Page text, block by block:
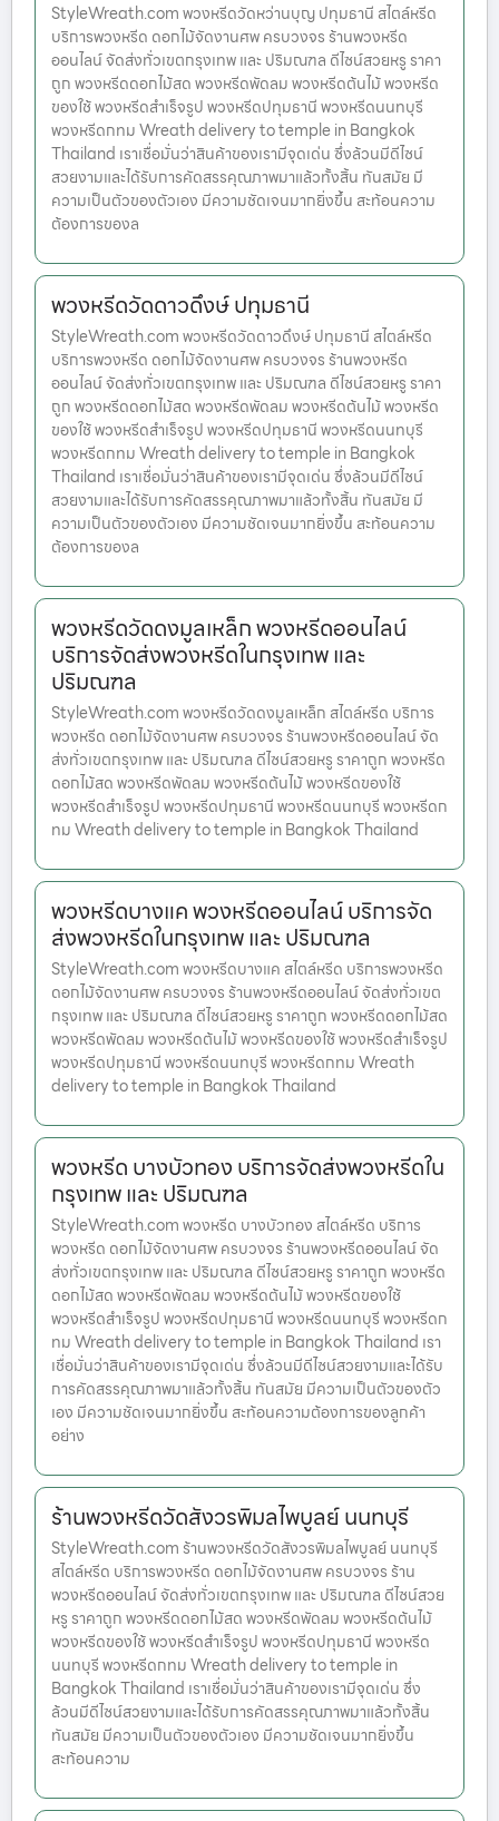
StyleWreath.com พวงหรีดวัดหว่านบุญ ปทุมธานี สไตล์หรีด
บริการพวงหรีด ดอกไม้จัดงานศพ ครบวงจร ร้านพวงหรีด
ออนไลน์ จัดส่งทั่วเขตกรุงเทพ และ ปริมณฑล ดีไซน์สวยหรู ราคา
ถูก พวงหรีดดอกไม้สด พวงหรีดพัดลม พวงหรีดต้นไม้ พวงหรีด
ของใช้ พวงหรีดสำเร็จรูป พวงหรีดปทุมธานี พวงหรีดนนทบุรี
พวงหรีดกทม Wreath delivery to temple in Bangkok
Thailand เราเชื่อมั่นว่าสินค้าของเรามีจุดเด่น ซึ่งล้วนมีดีไซน์
สวยงามและได้รับการคัดสรรคุณภาพมาแล้วทั้งสิ้น ทันสมัย มี
ความเป็นตัวของตัวเอง มีความชัดเจนมากยิ่งขึ้น สะท้อนความ
ต้องการของล
พวงหรีดวัดดาวดึงษ์ ปทุมธานี
StyleWreath.com พวงหรีดวัดดาวดึงษ์ ปทุมธานี สไตล์หรีด
บริการพวงหรีด ดอกไม้จัดงานศพ ครบวงจร ร้านพวงหรีด
ออนไลน์ จัดส่งทั่วเขตกรุงเทพ และ ปริมณฑล ดีไซน์สวยหรู ราคา
ถูก พวงหรีดดอกไม้สด พวงหรีดพัดลม พวงหรีดต้นไม้ พวงหรีด
ของใช้ พวงหรีดสำเร็จรูป พวงหรีดปทุมธานี พวงหรีดนนทบุรี
พวงหรีดกทม Wreath delivery to temple in Bangkok
Thailand เราเชื่อมั่นว่าสินค้าของเรามีจุดเด่น ซึ่งล้วนมีดีไซน์
สวยงามและได้รับการคัดสรรคุณภาพมาแล้วทั้งสิ้น ทันสมัย มี
ความเป็นตัวของตัวเอง มีความชัดเจนมากยิ่งขึ้น สะท้อนความ
ต้องการของล
พวงหรีดวัดดงมูลเหล็ก พวงหรีดออนไลน์
บริการจัดส่งพวงหรีดในกรุงเทพ และ
ปริมณฑล
StyleWreath.com พวงหรีดวัดดงมูลเหล็ก สไตล์หรีด บริการ
พวงหรีด ดอกไม้จัดงานศพ ครบวงจร ร้านพวงหรีดออนไลน์ จัด
ส่งทั่วเขตกรุงเทพ และ ปริมณฑล ดีไซน์สวยหรู ราคาถูก พวงหรีด
ดอกไม้สด พวงหรีดพัดลม พวงหรีดต้นไม้ พวงหรีดของใช้
พวงหรีดสำเร็จรูป พวงหรีดปทุมธานี พวงหรีดนนทบุรี พวงหรีดก
ทม Wreath delivery to temple in Bangkok Thailand
พวงหรีดบางแค พวงหรีดออนไลน์ บริการจัด
ส่งพวงหรีดในกรุงเทพ และ ปริมณฑล
StyleWreath.com พวงหรีดบางแค สไตล์หรีด บริการพวงหรีด
ดอกไม้จัดงานศพ ครบวงจร ร้านพวงหรีดออนไลน์ จัดส่งทั่วเขต
กรุงเทพ และ ปริมณฑล ดีไซน์สวยหรู ราคาถูก พวงหรีดดอกไม้สด
พวงหรีดพัดลม พวงหรีดต้นไม้ พวงหรีดของใช้ พวงหรีดสำเร็จรูป
พวงหรีดปทุมธานี พวงหรีดนนทบุรี พวงหรีดกทม Wreath
delivery to temple in Bangkok Thailand
พวงหรีด บางบัวทอง บริการจัดส่งพวงหรีดใน
กรุงเทพ และ ปริมณฑล
StyleWreath.com พวงหรีด บางบัวทอง สไตล์หรีด บริการ
พวงหรีด ดอกไม้จัดงานศพ ครบวงจร ร้านพวงหรีดออนไลน์ จัด
ส่งทั่วเขตกรุงเทพ และ ปริมณฑล ดีไซน์สวยหรู ราคาถูก พวงหรีด
ดอกไม้สด พวงหรีดพัดลม พวงหรีดต้นไม้ พวงหรีดของใช้
พวงหรีดสำเร็จรูป พวงหรีดปทุมธานี พวงหรีดนนทบุรี พวงหรีดก
ทม Wreath delivery to temple in Bangkok Thailand เรา
เชื่อมั่นว่าสินค้าของเรามีจุดเด่น ซึ่งล้วนมีดีไซน์สวยงามและได้รับ
การคัดสรรคุณภาพมาแล้วทั้งสิ้น ทันสมัย มีความเป็นตัวของตัว
เอง มีความชัดเจนมากยิ่งขึ้น สะท้อนความต้องการของลูกค้า
อย่าง
ร้านพวงหรีดวัดสังวรพิมลไพบูลย์ นนทบุรี
StyleWreath.com ร้านพวงหรีดวัดสังวรพิมลไพบูลย์ นนทบุรี
สไตล์หรีด บริการพวงหรีด ดอกไม้จัดงานศพ ครบวงจร ร้าน
พวงหรีดออนไลน์ จัดส่งทั่วเขตกรุงเทพ และ ปริมณฑล ดีไซน์สวย
หรู ราคาถูก พวงหรีดดอกไม้สด พวงหรีดพัดลม พวงหรีดต้นไม้
พวงหรีดของใช้ พวงหรีดสำเร็จรูป พวงหรีดปทุมธานี พวงหรีด
นนทบุรี พวงหรีดกทม Wreath delivery to temple in
Bangkok Thailand เราเชื่อมั่นว่าสินค้าของเรามีจุดเด่น ซึ่ง
ล้วนมีดีไซน์สวยงามและได้รับการคัดสรรคุณภาพมาแล้วทั้งสิ้น
ทันสมัย มีความเป็นตัวของตัวเอง มีความชัดเจนมากยิ่งขึ้น
สะท้อนความ